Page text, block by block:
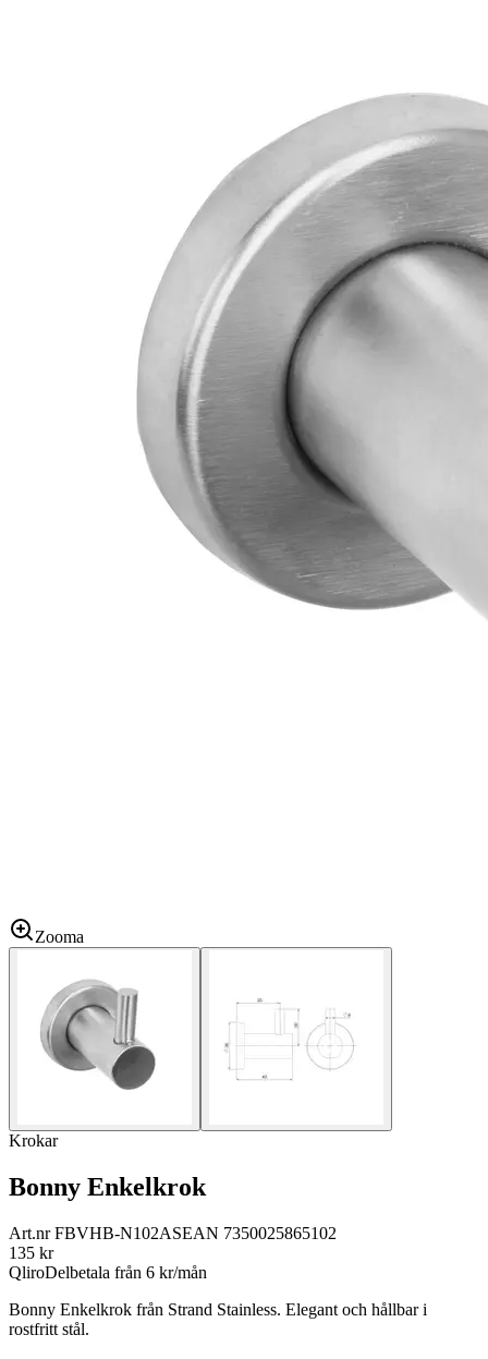
Zooma
Krokar
Bonny Enkelkrok
Art.nrFBVHB-N102ASEAN 7350025865102
135 kr
QliroDelbetala från 6 kr/mån
Bonny Enkelkrok från Strand Stainless. Elegant och hållbar i
rostfritt stål.